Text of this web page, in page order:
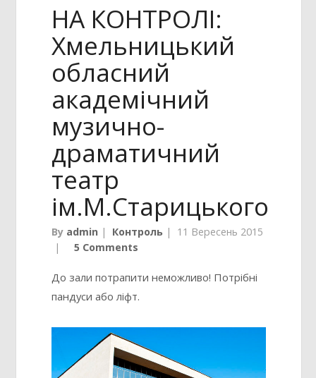
НА КОНТРОЛІ:
Хмельницький
обласний
академічний
музично-
драматичний
театр
ім.М.Старицького
By admin | Контроль | 11 Вересень 2015
|
5 Comments
До зали потрапити неможливо! Потрібні
пандуси або ліфт.